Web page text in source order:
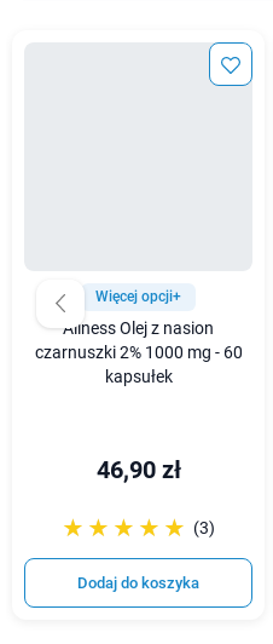
Więcej opcji+
Aliness Olej z nasion
czarnuszki 2% 1000 mg - 60
kapsułek
46,90 zł
☆☆☆☆☆
★★★★★ (3)
Dodaj do koszyka